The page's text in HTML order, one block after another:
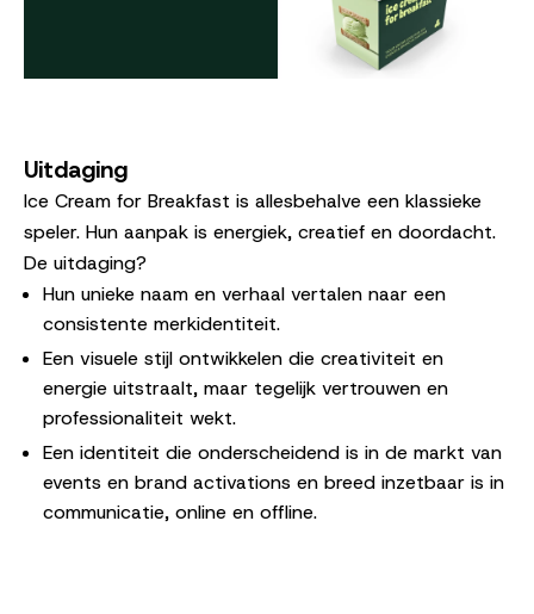
Uitdaging
Ice Cream for Breakfast is allesbehalve een klassieke
speler. Hun aanpak is energiek, creatief en doordacht.
De uitdaging?
Hun unieke naam en verhaal vertalen naar een
consistente merkidentiteit.
Een visuele stijl ontwikkelen die creativiteit en
energie uitstraalt, maar tegelijk vertrouwen en
professionaliteit wekt.
Een identiteit die onderscheidend is in de markt van
events en brand activations en breed inzetbaar is in
communicatie, online en offline.